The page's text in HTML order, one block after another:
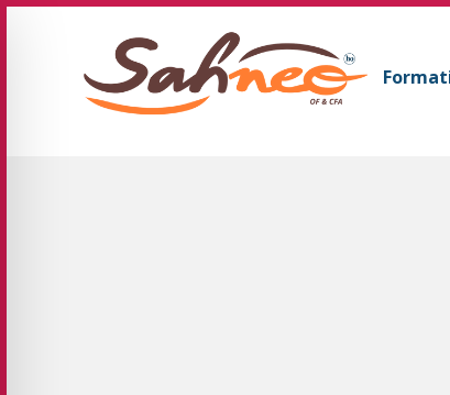
GIFOP Formation Centre de formation